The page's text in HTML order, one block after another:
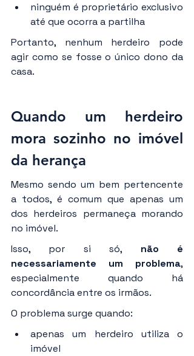
ninguém é proprietário exclusivo
até que ocorra a partilha
Portanto, nenhum herdeiro pode
agir como se fosse o único dono da
casa.
Quando um herdeiro
mora sozinho no imóvel
da herança
Mesmo sendo um bem pertencente
a todos, é comum que apenas um
dos herdeiros permaneça morando
no imóvel.
Isso, por si só, não é
necessariamente um problema,
especialmente quando há
concordância entre os irmãos.
O problema surge quando:
apenas um herdeiro utiliza o
imóvel